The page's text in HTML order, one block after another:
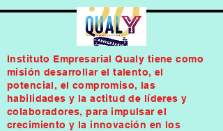
Instituto Empresarial Qualy tiene como
misión desarrollar el talento, el
potencial, el compromiso, las
habilidades y la actitud de líderes y
colaboradores, para impulsar el
crecimiento y la innovación en los